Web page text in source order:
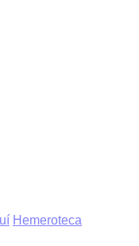
Hemeroteca